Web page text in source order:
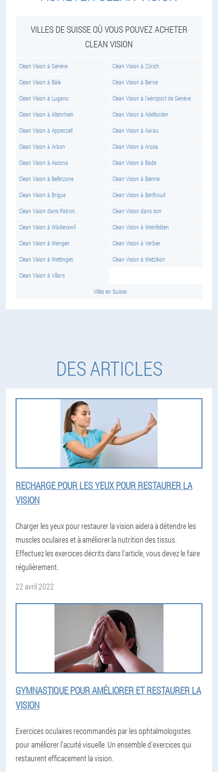
VILLES DE SUISSE OÙ VOUS POUVEZ ACHETER
CLEAN VISION
Clean Vision à Genève Clean Vision à Zürich
Clean Vision à Bâle Clean Vision à Berne
Clean Vision à Lugano Clean Vision à l'aéroport de Genève
Clean Vision à Altenrhein Clean Vision à Adelboden
Clean Vision à Appenzell Clean Vision à Aarau
Clean Vision à Arbon Clean Vision à Arosa
Clean Vision à Ascona Clean Vision à Bade
Clean Vision à Bellinzone Clean Vision à Bienne
Clean Vision à Brigue Clean Vision à Berthoud
Clean Vision dans Patron Clean Vision dans son
Clean Vision à Wädenswil Clean Vision à Weinfelden
Clean Vision à Wengen Clean Vision à Verbier
Clean Vision à Wettingen Clean Vision à Wetzikon
Clean Vision à Villars
Villes en Suisse
DES ARTICLES
RECHARGE POUR LES YEUX POUR RESTAURER LA
VISION
Charger les yeux pour restaurer la vision aidera à détendre les
muscles oculaires et à améliorer la nutrition des tissus.
Effectuez les exercices décrits dans l'article, vous devez le faire
régulièrement.
22 avril 2022
GYMNASTIQUE POUR AMÉLIORER ET RESTAURER LA
VISION
Exercices oculaires recommandés par les ophtalmologistes
pour améliorer l'acuité visuelle. Un ensemble d'exercices qui
restaurent efficacement la vision.